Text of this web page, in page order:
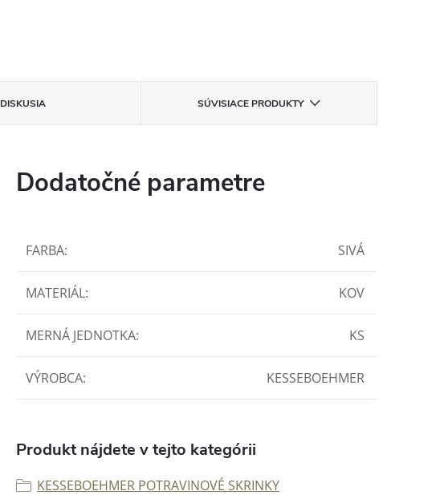
DISKUSIA SÚVISIACE PRODUKTY
Dodatočné parametre
FARBA: SIVÁ
MATERIÁL: KOV
MERNÁ JEDNOTKA: KS
VÝROBCA: KESSEBOEHMER
Produkt nájdete v tejto kategórii
KESSEBOEHMER POTRAVINOVÉ SKRINKY